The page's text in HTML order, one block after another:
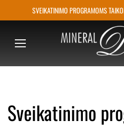
SVEIKATINIMO PROGRAMOMS
Sveikatinimo